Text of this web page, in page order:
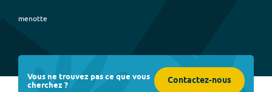
menotte
Vous ne trouvez pas ce que vous
cherchez ? Contactez-nous